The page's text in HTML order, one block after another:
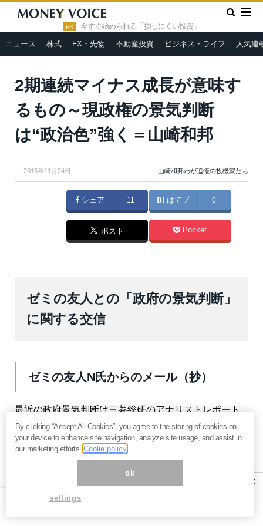
PR 今すぐ始められる「損しにくい投資」
ニュース 株式 FX・先物 不動産投資 ビジネス・ライフ 人気連
HOME » 人気連載 »
2期連
続マイナス成長が意味するもの～現政権の景気判断は“政治色”強く＝
2期連続マイナス成長が意味す
るもの～現政権の景気判断
は“政治色”強く＝山崎和邦
2015年11月24日 山崎和邦わが追憶の投機家たち
シェア 11 はてブ 0
ポスト Pocket
ゼミの友人との「政府の景気判断」
に関する交信
ゼミの友人N氏からのメール（抄）
最近の政府景気判断は三菱総研のアナリストレポート
で指摘されているように、「政治的」な色づけを強く
感じます。昔、経企庁が独立部門であったときは、そ
れなりの客観的な判断が出されていたと思いますが、
内閣府に統合されて以来、特に最近は、悪いことが言
えないようです。何時も「緩やかな回復」です。とう
×
By clicking “Accept All Cookies”, you agree to the storing of cookies on
your device to enhance site navigation, analyze site usage, and assist in
our marketing efforts.Coolie policy
ok
settings